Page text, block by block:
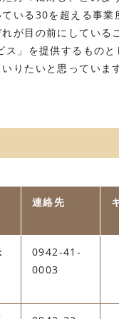
いる30を超える事
が目の前にしている
」を提供するもの
りたいと思っていま
連絡先
0942-41-
0003